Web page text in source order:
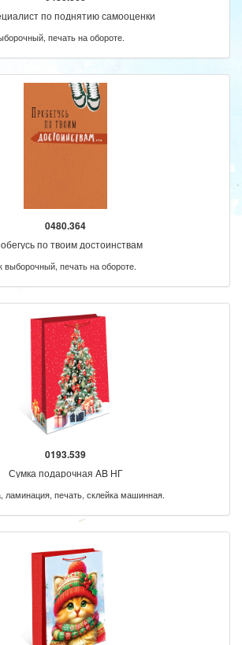
по поднятию самооценки
печать на обороте.
0480.364
по твоим достоинствам
выборочный, печать на обороте.
0193.539
Сумка подарочная AB НГ
ламинация, печать, склейка машинная.